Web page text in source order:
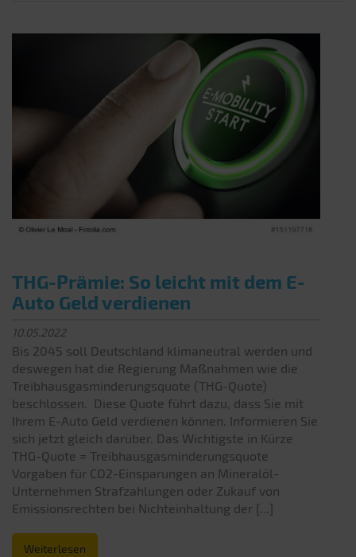
THG-Prämie: So leicht mit dem E-
Auto Geld verdienen
10.05.2022
Bis 2045 soll Deutschland klimaneutral werden und
deswegen hat die Regierung Maßnahmen wie die
Treibhausgasminderungsquote (THG-Quote)
beschlossen. Diese Quote führt dazu, dass Sie mit
Ihrem E-Auto Geld verdienen können. Informieren Sie
sich jetzt gleich darüber. Das Wichtigste in Kürze
THG-Quote = Treibhausgasminderungsquote
Vorgaben für CO2-Einsparungen an Mineralöl-
Unternehmen Strafzahlungen oder Zukauf von
Emissionsrechten bei Nichteinhaltung der [...]
Weiterlesen